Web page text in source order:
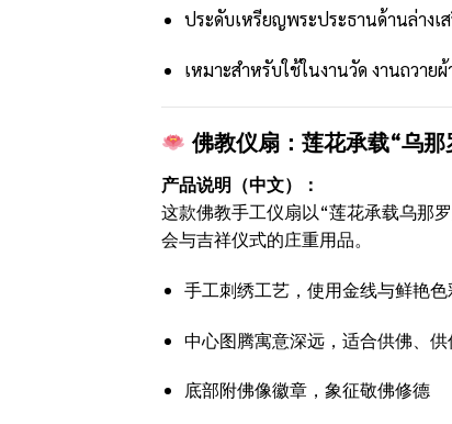
ประดับเหรียญพระประธานด้านล่างเ
เหมาะสำหรับใช้ในงานวัด งานถวาย
佛教仪扇：莲花承载“乌
产品说明（中文）：
这款佛教手工仪扇以“莲花承载乌那
会与吉祥仪式的庄重用品。
手工刺绣工艺，使用金线与鲜艳
中心图腾寓意深远，适合供佛、供
底部附佛像徽章，象征敬佛修德